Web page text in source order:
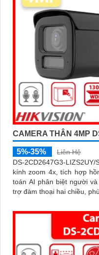
CAMERA THÂN 4MP
5%-35%
Liên Hệ
DS-2CD2647G3-
kính zoom 4x, tích hợp
toán AI phân biệt người
trợ đàm thoại hai chiều,